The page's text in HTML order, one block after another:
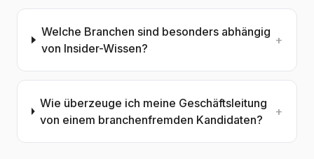
Welche Branchen sind besonders abhängig
von Insider-Wissen?
+
Wie überzeuge ich meine Geschäftsleitung
von einem branchenfremden Kandidaten?
+